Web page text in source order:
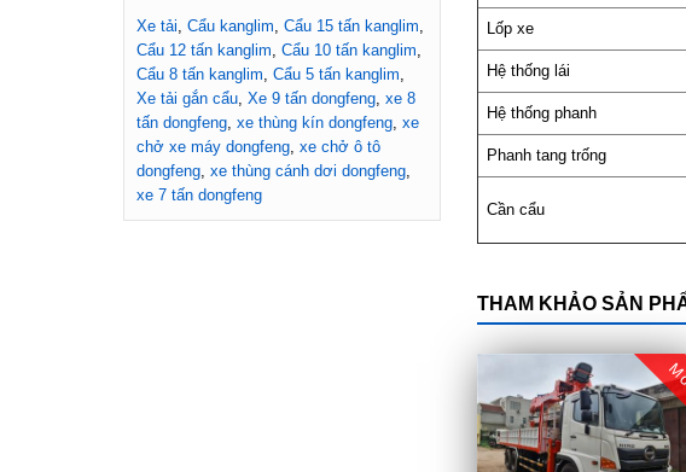
đoán lắp máy 1.5L
tăng áp và hộp số
CVT
26/8/2019
THACO triệu hồi 885
xe BMW 3-Series vì
nghi dính lỗi ở lớp vỏ
điều hòa
Xe tải, Cẩu kanglim, Cẩu 15 tấn kanglim,
Cẩu 12 tấn kanglim, Cẩu 10 tấn kanglim,
Cẩu 8 tấn kanglim, Cẩu 5 tấn kanglim,
Xe tải gắn cẩu, Xe 9 tấn dongfeng, xe 8
tấn dongfeng, xe thùng kín dongfeng, xe
chở xe máy dongfeng, xe chở ô tô
dongfeng, xe thùng cánh dơi dongfeng,
xe 7 tấn dongfeng
Lốp xe
Hệ thống lái
Hệ thống phanh
Phanh tang trống
Cần cẩu
THAM KHẢO SẢN